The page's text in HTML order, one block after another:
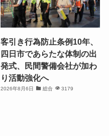
客引き行為防止条例10年、
四日市であらたな体制の出
発式、民間警備会社が加わ
り活動強化へ
2026年8月6日 総合 3179